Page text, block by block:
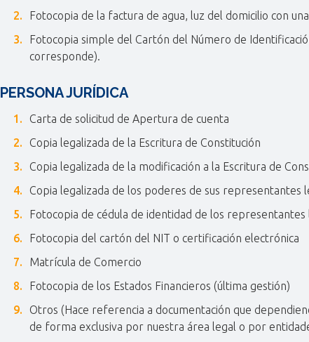
Fotocopia de la factura de agua, luz del domicilio con
Fotocopia simple del Cartón del Número de
corresponde).
PERSONA JURÍDICA
Carta de solicitud de Apertura de cuenta
Copia legalizada de la Escritura de Constitución
Copia legalizada de la modificación a la Escritura de
Copia legalizada de los poderes de sus representantes
Fotocopia de cédula de identidad de los representantes
Fotocopia del cartón del NIT o certificación electrónica
Matrícula de Comercio
Fotocopia de los Estados Financieros (última gestión)
Otros (Hace referencia a documentación que
de forma exclusiva por nuestra área legal o por